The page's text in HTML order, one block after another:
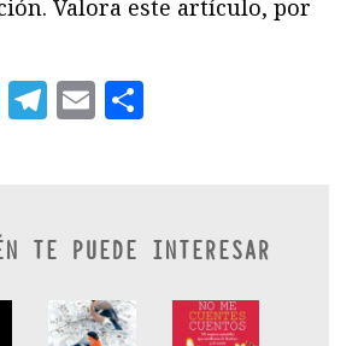
Valora este artículo, por
Twitter
Telegram
Email
TE PUEDE INTERESAR